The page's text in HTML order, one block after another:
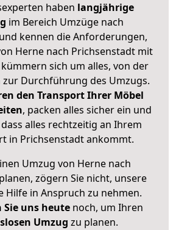
haben langjährige
im Bereich Umzüge nach
kennen die Anforderungen,
Herne nach Prichsenstadt mit
sich um alles, von der
zur Durchführung des Umzugs.
den Transport Ihrer Möbel
, packen alles sicher ein und
alles rechtzeitig an Ihrem
in Prichsenstadt ankommt.
Umzug von Herne nach
zögern Sie nicht, unsere
Hilfe in Anspruch zu nehmen.
uns heutenoch, um Ihren
Umzug zu planen.